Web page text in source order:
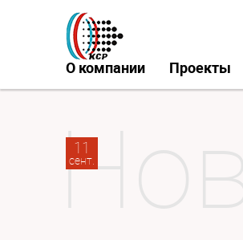
О компании Проекты
11
сент.